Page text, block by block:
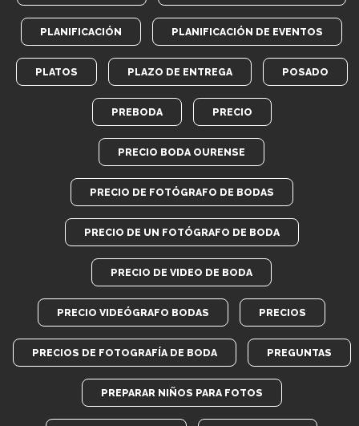
PLANIFICACIÓN PLANIFICACIÓN DE EVENTOS
PLATOS PLAZO DE ENTREGA POSADO
PREBODA PRECIO
PRECIO BODA OURENSE
PRECIO DE FOTÓGRAFO DE BODAS
PRECIO DE UN FOTÓGRAFO DE BODA
PRECIO DE VIDEO DE BODA
PRECIO VIDEÓGRAFO BODAS PRECIOS
PRECIOS DE FOTOGRAFÍA DE BODA PREGUNTAS
PREPARAR NIÑOS PARA FOTOS